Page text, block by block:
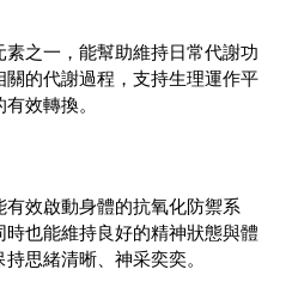
之一，能幫助維持日常代謝功
的代謝過程，支持生理運作平
效轉換。
效啟動身體的抗氧化防禦系
也能維持良好的精神狀態與體
思緒清晰、神采奕奕。